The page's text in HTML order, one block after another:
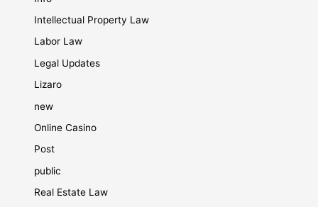
Intellectual Property Law
Labor Law
Legal Updates
Lizaro
new
Online Casino
Post
public
Real Estate Law